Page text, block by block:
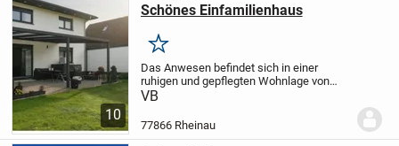
10
Schönes Einfamilienhaus
Merken
Das Anwesen befindet sich in einer
ruhigen und gepflegten Wohnlage von
Rheinau und besticht durch eine
lichtdurchflutete Zimmer und hochwertige
Materialien. Die Kombinatio...
VB
77866 Rheinau